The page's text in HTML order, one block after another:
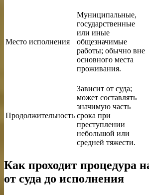
Место исполнения
Муниципальные,
государственные
или иные
общезначимые
работы; обычно вне
основного места
проживания.
Продолжительность
Зависит от суда;
может составлять
значимую часть
срока при
преступлении
небольшой или
средней тяжести.
Как проходит процедура
от суда до исполнения